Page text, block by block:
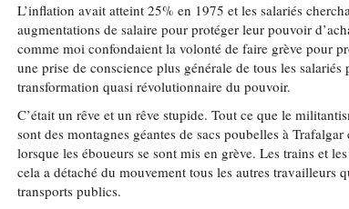
L’inflation avait atteint 25% en 1975 et les salariés
augmentations de salaire pour protéger leur pouvoir
comme moi confondaient la volonté de faire grève pour
une prise de conscience plus générale de tous les salariés
transformation quasi révolutionnaire du pouvoir.
C’était un rêve et un rêve stupide. Tout ce que le
sont des montagnes géantes de sacs poubelles à Trafalgar
lorsque les éboueurs se sont mis en grève. Les trains et
cela a détaché du mouvement tous les autres travailleurs
transports publics.